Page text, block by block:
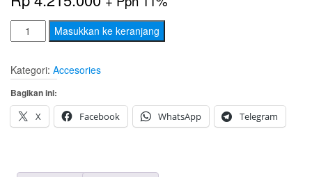
Kuantitas
CISCO
SG95-
24-
AS
Masukkan ke keranjang
Kategori: Accesories
Bagikan ini:
X
Facebook WhatsApp Telegram